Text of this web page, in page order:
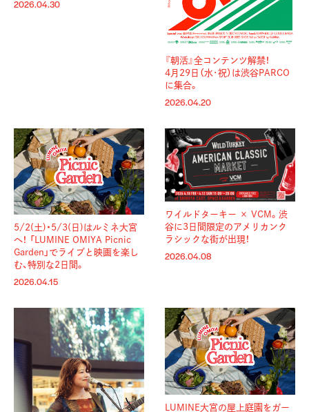
2026.04.30
『朝活』全コンテンツ解禁！
4月29日（水･祝）は渋谷PARCO
に集合。
2026.04.20
5/2(土)・5/3(日)はルミネ大宮
へ！ 「LUMINE OMIYA Picnic
Garden」でライブと映画を楽し
む、特別な2日間。
2026.04.15
ワイルドターキー × VCM。渋
谷に3日間限定のアメリカンク
ラシックな街が出現！
2026.04.08
LUMINE大宮の屋上庭園をガー